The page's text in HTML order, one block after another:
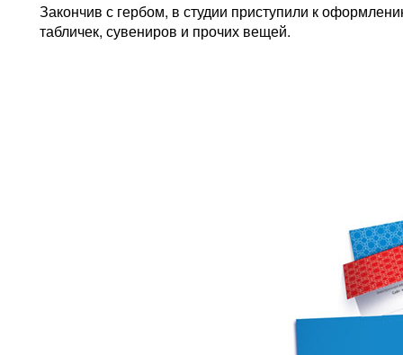
Закончив с гербом, в студии приступили к
табличек, сувениров и прочих вещей.